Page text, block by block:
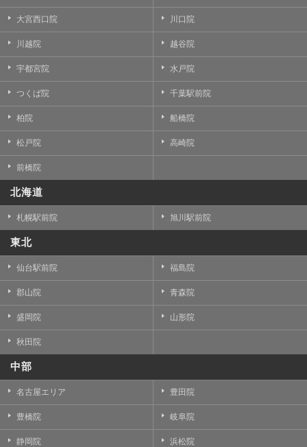
大宮西口院 川口院
川越院 越谷院
宇都宮院 水戸院
つくば院 千葉駅前院
柏院 船橋院
松戸院 高崎院
前橋院
北海道
札幌駅前院 旭川駅前院
東北
仙台駅前院 福島院
郡山院 青森院
盛岡院 山形院
秋田院
中部
名古屋エリア 豊田院
豊橋院 岐阜院
静岡院 浜松院